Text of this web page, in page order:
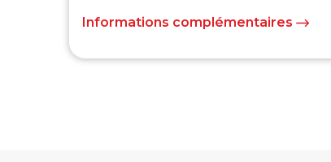
Informations complémentaires